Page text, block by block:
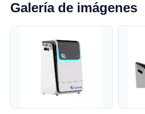
Galería de imágenes